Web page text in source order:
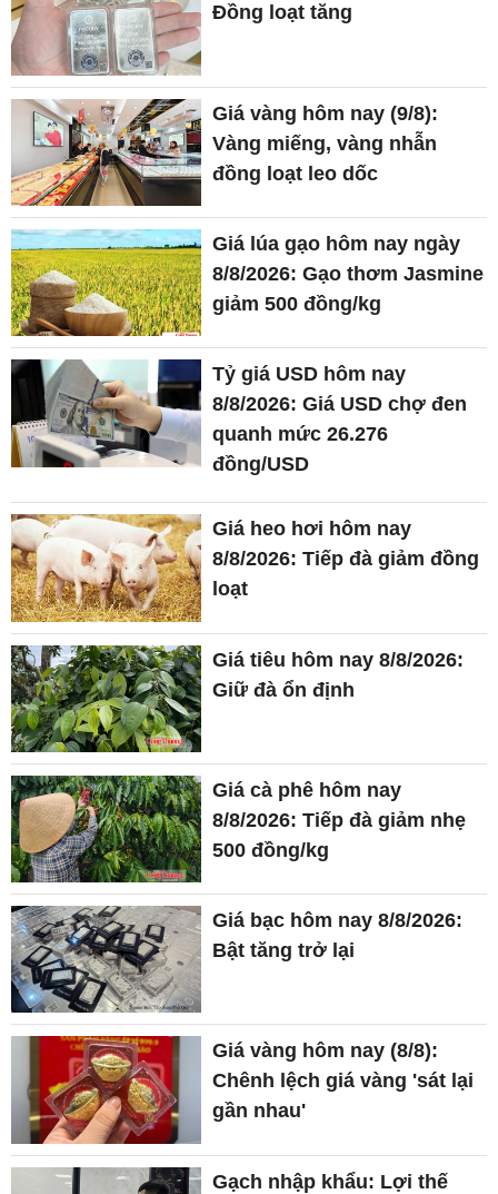
Đồng loạt tăng
Giá vàng hôm nay (9/8):
Vàng miếng, vàng nhẫn
đồng loạt leo dốc
Giá lúa gạo hôm nay ngày
8/8/2026: Gạo thơm Jasmine
giảm 500 đồng/kg
Tỷ giá USD hôm nay
8/8/2026: Giá USD chợ đen
quanh mức 26.276
đồng/USD
Giá heo hơi hôm nay
8/8/2026: Tiếp đà giảm đồng
loạt
Giá tiêu hôm nay 8/8/2026:
Giữ đà ổn định
Giá cà phê hôm nay
8/8/2026: Tiếp đà giảm nhẹ
500 đồng/kg
Giá bạc hôm nay 8/8/2026:
Bật tăng trở lại
Giá vàng hôm nay (8/8):
Chênh lệch giá vàng 'sát lại
gần nhau'
Gạch nhập khẩu: Lợi thế